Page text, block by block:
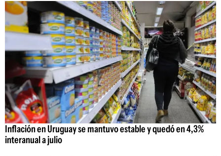
Inflación en Uruguay se mantuvo estable y quedó en 4,3%
interanual a julio